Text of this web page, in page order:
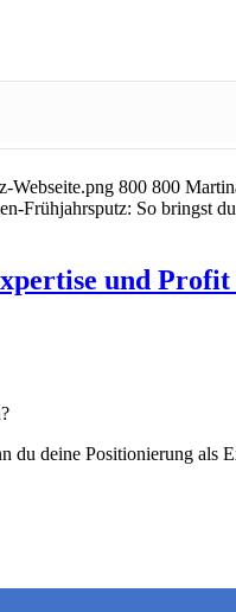
Webseite.png 800 800
Frühjahrsputz: So bringst
und Profit
deine Positionierung